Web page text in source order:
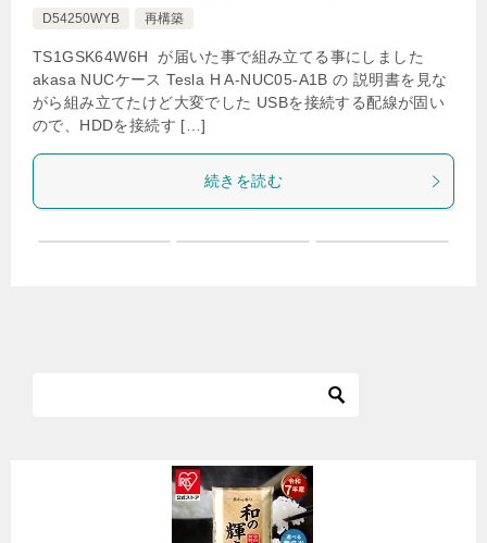
D54250WYB
再構築
TS1GSK64W6H が届いた事で組み立てる事にしました
akasa NUCケース Tesla H A-NUC05-A1B の 説明書を見な
がら組み立てたけど大変でした USBを接続する配線が固い
ので、HDDを接続す […]
続きを読む